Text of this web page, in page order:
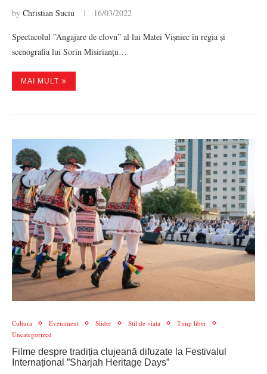
by Christian Suciu 16/03/2022
Spectacolul ”Angajare de clovn” al lui Matei Vișniec în regia și
scenografia lui Sorin Misirianțu…
MAI MULT
Cultura Eveniment Slider Stil de viata
Timp liber
Uncategorized
Filme despre tradiția clujeană difuzate la Festivalul
Internațional ”Sharjah Heritage Days”